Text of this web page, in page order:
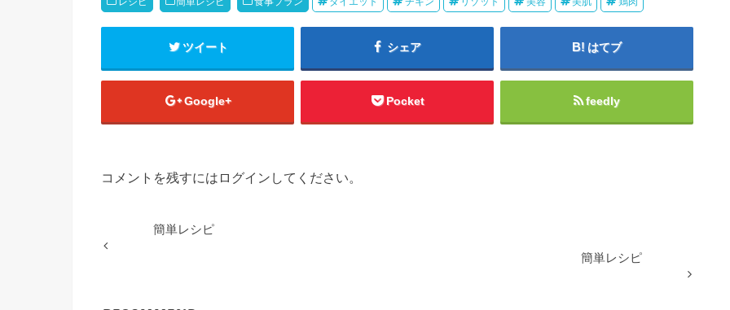
ツイート シェア はてブ
Google+ Pocket feedly
コメントを残すにはログインしてください。
簡単レシピ
簡単レシピ